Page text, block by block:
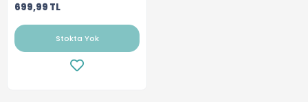
699,99 TL
Stokta Yok